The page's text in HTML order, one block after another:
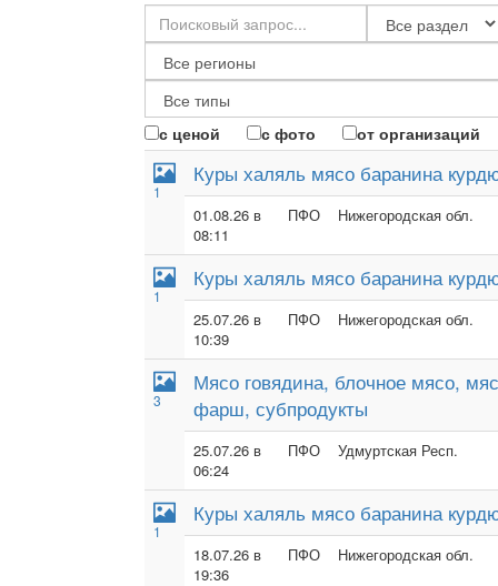
с ценой с фото от организаций
1
Куры халяль мясо баранина
01.08.26 в
08:11
ПФО Нижегородская обл.
1
Куры халяль мясо баранина
25.07.26 в
10:39
ПФО Нижегородская обл.
3
Мясо говядина, блочное мясо,
фарш, субпродукты
25.07.26 в
06:24
ПФО Удмуртская Респ.
1
Куры халяль мясо баранина
18.07.26 в
19:36
ПФО Нижегородская обл.